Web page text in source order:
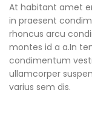
At habitant amet
in praesent
rhoncus arcu
montes id a a.In
condimentum
ullamcorper
varius sem dis.